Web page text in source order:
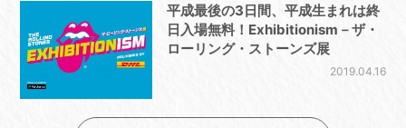
平成最後の3日間、平成生まれは終
日入場無料！Exhibitionism－ザ・
ローリング・ストーンズ展
2019.04.16